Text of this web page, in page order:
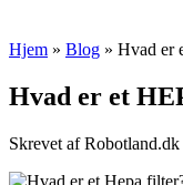
Hjem » Blog » Hvad er
Hvad er et
Skrevet af Robotland.dk